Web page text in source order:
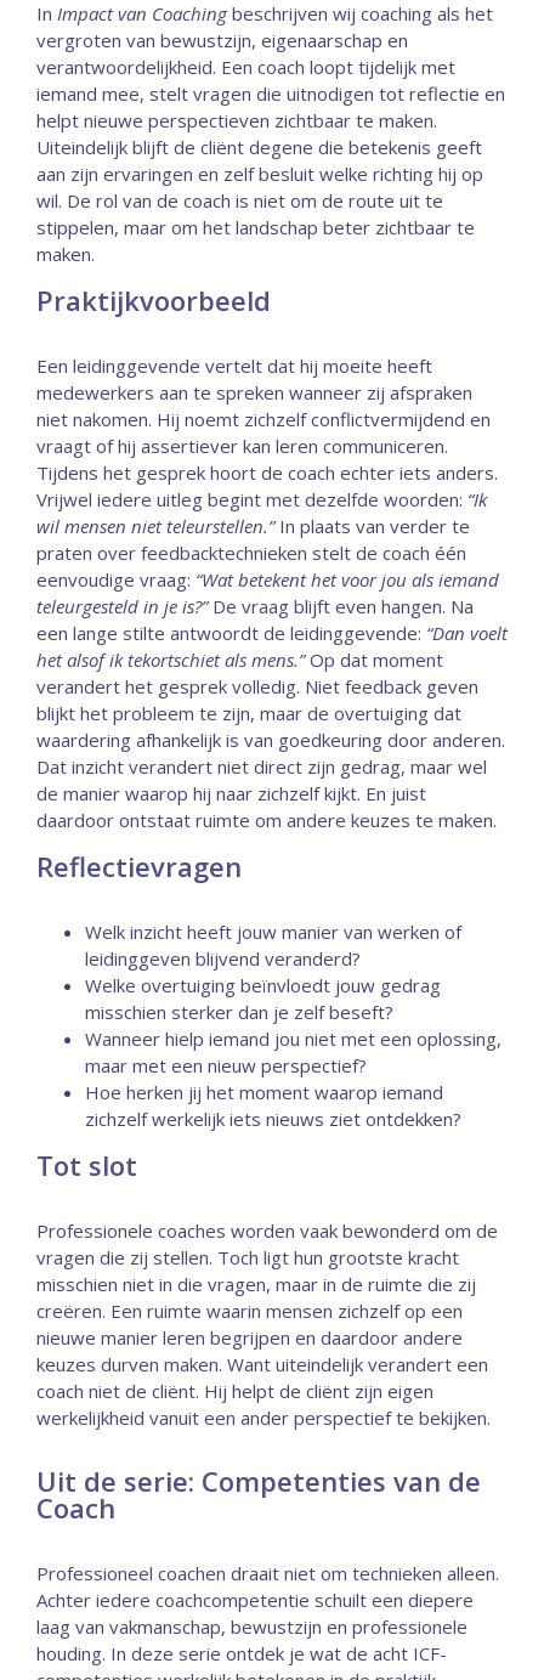
In Impact van Coachingbeschrijven wij coaching als het
vergroten van bewustzijn, eigenaarschap en
verantwoordelijkheid. Een coach loopt tijdelijk met
iemand mee, stelt vragen die uitnodigen tot reflectie en
helpt nieuwe perspectieven zichtbaar te maken.
Uiteindelijk blijft de cliënt degene die betekenis geeft
aan zijn ervaringen en zelf besluit welke richting hij op
wil. De rol van de coach is niet om de route uit te
stippelen, maar om het landschap beter zichtbaar te
maken.
Praktijkvoorbeeld
Een leidinggevende vertelt dat hij moeite heeft
medewerkers aan te spreken wanneer zij afspraken
niet nakomen. Hij noemt zichzelf conflictvermijdend en
vraagt of hij assertiever kan leren communiceren.
Tijdens het gesprek hoort de coach echter iets anders.
Vrijwel iedere uitleg begint met dezelfde woorden: “Ik
wil mensen niet teleurstellen.”In plaats van verder te
praten over feedbacktechnieken stelt de coach één
eenvoudige vraag: “Wat betekent het voor jou als iemand
teleurgesteld in je is?”De vraag blijft even hangen. Na
een lange stilte antwoordt de leidinggevende: “Dan voelt
het alsof ik tekortschiet als mens.”Op dat moment
verandert het gesprek volledig. Niet feedback geven
blijkt het probleem te zijn, maar de overtuiging dat
waardering afhankelijk is van goedkeuring door anderen.
Dat inzicht verandert niet direct zijn gedrag, maar wel
de manier waarop hij naar zichzelf kijkt. En juist
daardoor ontstaat ruimte om andere keuzes te maken.
Reflectievragen
Welk inzicht heeft jouw manier van werken of
leidinggeven blijvend veranderd?
Welke overtuiging beïnvloedt jouw gedrag
misschien sterker dan je zelf beseft?
Wanneer hielp iemand jou niet met een oplossing,
maar met een nieuw perspectief?
Hoe herken jij het moment waarop iemand
zichzelf werkelijk iets nieuws ziet ontdekken?
Tot slot
Professionele coaches worden vaak bewonderd om de
vragen die zij stellen. Toch ligt hun grootste kracht
misschien niet in die vragen, maar in de ruimte die zij
creëren. Een ruimte waarin mensen zichzelf op een
nieuwe manier leren begrijpen en daardoor andere
keuzes durven maken. Want uiteindelijk verandert een
coach niet de cliënt. Hij helpt de cliënt zijn eigen
werkelijkheid vanuit een ander perspectief te bekijken.
Uit de serie: Competenties van de
Coach
Professioneel coachen draait niet om technieken alleen.
Achter iedere coachcompetentie schuilt een diepere
laag van vakmanschap, bewustzijn en professionele
houding. In deze serie ontdek je wat de acht ICF-